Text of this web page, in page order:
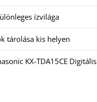
ízvilága
tárolása kis helyen
KX-TDA15CE Digitális